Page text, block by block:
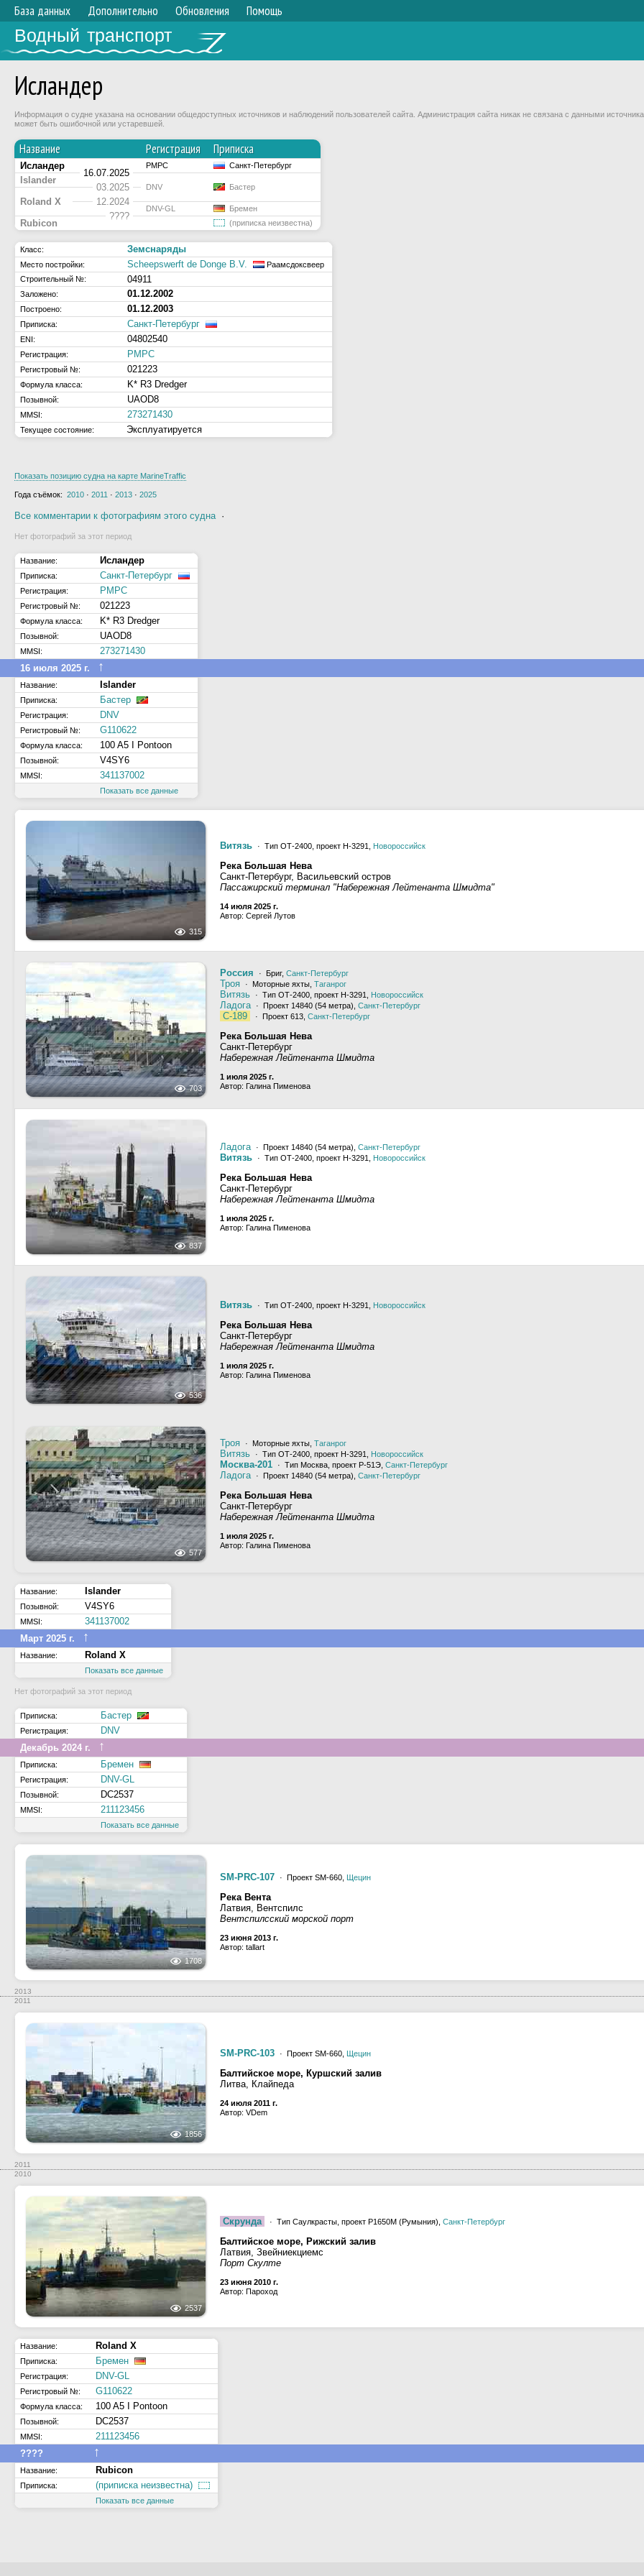
База данных Дополнительно Обновления Помощь
Водный транспорт
Исландер
Информация о судне указана на основании общедоступных источников и наблюдений пользователей сайта. Администрация сайта никак не связана с данными
может быть ошибочной или устаревшей.
Название Регистрация Приписка
Исландер
16.07.2025
РМРС Санкт-Петербург
Islander
03.2025 DNV Бастер
Roland X
12.2024
????
DNV-GL Бремен
Rubicon (приписка неизвестна)
Класс: Земснаряды
Место постройки: Scheepswerft de Donge B.V.
Раамсдоксвеер
Строительный №:
04911
Заложено: 01.12.2002
Построено: 01.12.2003
Приписка: Санкт-Петербург
ENI: 04802540
Регистрация: РМРС
Регистровый №: 021223
Формула класса: K* R3 Dredger
Позывной: UAOD8
MMSI: 273271430
Текущее состояние: Эксплуатируется
Показать позицию судна на карте MarineTraffic
Года съёмок: 2010 · 2011 · 2013 · 2025
Все комментарии к фотографиям этого судна·
Нет фотографий за этот период
Название: Исландер
Приписка: Санкт-Петербург
Регистрация: РМРС
Регистровый №: 021223
Формула класса: K* R3 Dredger
Позывной: UAOD8
MMSI:
273271430
16 июля 2025 г. ↑
Название: Islander
Приписка: Бастер
Регистрация: DNV
Регистровый №: G110622
Формула класса: 100 A5 I Pontoon
Позывной: V4SY6
MMSI: 341137002
Показать все данные
315
Витязь · Тип ОТ-2400, проект H-3291, Новороссийск
Река Большая Нева
Санкт-Петербург, Васильевский остров
Пассажирский терминал "Набережная Лейтенанта Шмидта"
14 июля 2025 г.
Автор: Сергей Лутов
703
Россия · Бриг, Санкт-Петербург
Троя · Моторные яхты, Таганрог
Витязь · Тип ОТ-2400, проект H-3291, Новороссийск
Ладога · Проект 14840 (54 метра), Санкт-Петербург
С-189 · Проект 613, Санкт-Петербург
Река Большая Нева
Санкт-Петербург
Набережная Лейтенанта Шмидта
1 июля 2025 г.
Автор: Галина Пименова
837
Ладога · Проект 14840 (54 метра), Санкт-Петербург
Витязь · Тип ОТ-2400, проект H-3291, Новороссийск
Река Большая Нева
Санкт-Петербург
Набережная Лейтенанта Шмидта
1 июля 2025 г.
Автор: Галина Пименова
536
Витязь · Тип ОТ-2400, проект H-3291, Новороссийск
Река Большая Нева
Санкт-Петербург
Набережная Лейтенанта Шмидта
1 июля 2025 г.
Автор: Галина Пименова
577
Троя · Моторные яхты, Таганрог
Витязь · Тип ОТ-2400, проект H-3291, Новороссийск
Москва-201 · Тип Москва, проект Р-51Э, Санкт-Петербург
Ладога · Проект 14840 (54 метра), Санкт-Петербург
Река Большая Нева
Санкт-Петербург
Набережная Лейтенанта Шмидта
1 июля 2025 г.
Автор: Галина Пименова
Название: Islander
Позывной: V4SY6
MMSI:
341137002
Март 2025 г. ↑
Название: Roland X
Показать все данные
Нет фотографий за этот период
Приписка: Бастер
Регистрация:
DNV
Декабрь 2024 г. ↑
Приписка: Бремен
Регистрация: DNV-GL
Позывной: DC2537
MMSI: 211123456
Показать все данные
1708
SM-PRC-107 · Проект SM-660, Щецин
Река Вента
Латвия, Вентспилс
Вентспилсский морской порт
23 июня 2013 г.
Автор: tallart
2013
2011
1856
SM-PRC-103 · Проект SM-660, Щецин
Балтийское море, Куршский залив
Литва, Клайпеда
24 июля 2011 г.
Автор: VDem
2011
2010
2537
Скрунда · Тип Саулкрасты, проект Р1650М (Румыния), Санкт-Петербург
Балтийское море, Рижский залив
Латвия, Звейниекциемс
Порт Скулте
23 июня 2010 г.
Автор: Пароход
Название: Roland X
Приписка: Бремен
Регистрация: DNV-GL
Регистровый №: G110622
Формула класса: 100 A5 I Pontoon
Позывной: DC2537
MMSI:
211123456
???? ↑
Название: Rubicon
Приписка: (приписка неизвестна)
Показать все данные